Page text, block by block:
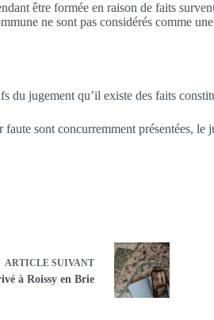
être formée en raison de faits
ne sont pas considérés comme
jugement qu’il existe des faits
sont concurremment présentées,
ARTICLE SUIVANT
à Roissy en Brie